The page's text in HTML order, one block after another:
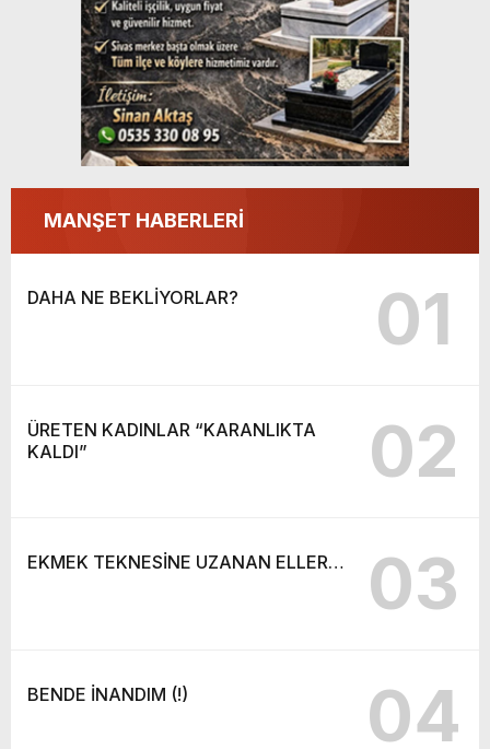
MANŞET HABERLERİ
DAHA NE BEKLİYORLAR? 01
ÜRETEN KADINLAR “KARANLIKTA
KALDI”
02
EKMEK TEKNESİNE UZANAN ELLER… 03
BENDE İNANDIM (!) 04